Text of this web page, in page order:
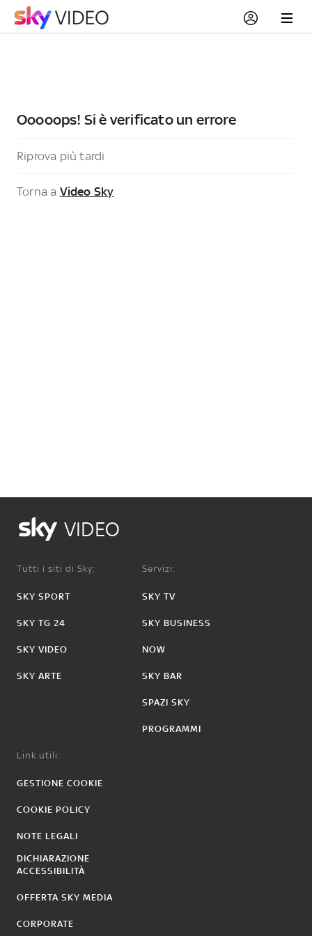
Ooooops! Si è verificato un errore
Riprova più tardi
Torna a Video Sky
VIDEO
Tutti i siti di Sky:
SKY SPORT
SKY TG 24
SKY VIDEO
SKY ARTE
Servizi:
SKY TV
SKY BUSINESS
NOW
SKY BAR
SPAZI SKY
PROGRAMMI
Link utili:
GESTIONE COOKIE
COOKIE POLICY
NOTE LEGALI
DICHIARAZIONE
ACCESSIBILITÀ
OFFERTA SKY MEDIA
CORPORATE